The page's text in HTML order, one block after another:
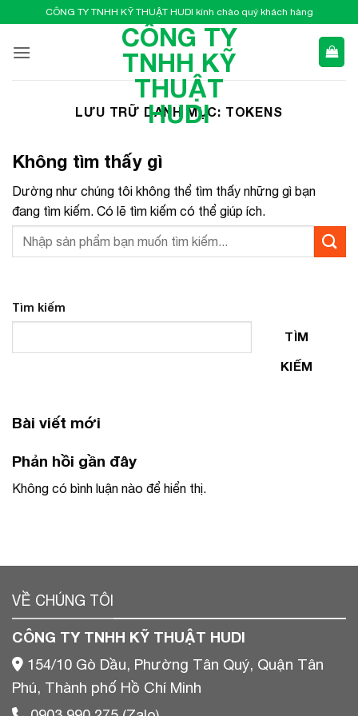
qua
nội
CÔNG TY TNHH KỸ THUẬT HUDI kính chào quý khách hàng
CÔNG TY
TNHH KỸ
THUẬT
HUDI
LƯU TRỮ DANH MỤC: TOKENS
Không tìm thấy gì
Dường như chúng tôi không thể tìm thấy những gì bạn
đang tìm kiếm. Có lẽ tìm kiếm có thể giúp ích.
Tìm kiếm
TÌM
KIẾM
Bài viết mới
Phản hồi gần đây
Không có bình luận nào để hiển thị.
VỀ CHÚNG TÔI
CÔNG TY TNHH KỸ THUẬT HUDI
154/10 Gò Dầu, Phường Tân Quý, Quận Tân
Phú, Thành phố Hồ Chí Minh